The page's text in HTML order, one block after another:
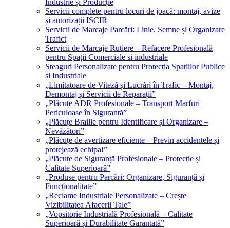
Industrie și Producție
Servicii complete pentru locuri de joacă: montaj, avize
și autorizații ISCIR
Servicii de Marcaje Parcări: Linie, Semne și Organizare
Trafict
Servicii de Marcaje Rutiere – Refacere Profesională
pentru Spații Comerciale si industriale
Steaguri Personalizate pentru Protecția Spațiilor Publice
și Industriale
„Limitatoare de Viteză și Lucrări în Trafic – Montaj,
Demontaj și Servicii de Reparații”
„Plăcuțe ADR Profesionale – Transport Marfuri
Periculoase în Siguranță”
„Plăcuțe Braille pentru Identificare și Organizare –
Nevăzători”
„Plăcuțe de avertizare eficiente – Previn accidentele și
protejează echipa!”
„Plăcuțe de Siguranță Profesionale – Protecție și
Calitate Superioară”
„Produse pentru Parcări: Organizare, Siguranță și
Funcționalitate”
„Reclame Industriale Personalizate – Crește
Vizibilitatea Afacerii Tale”
„Vopsitorie Industrială Profesională – Calitate
Superioară și Durabilitate Garantată”